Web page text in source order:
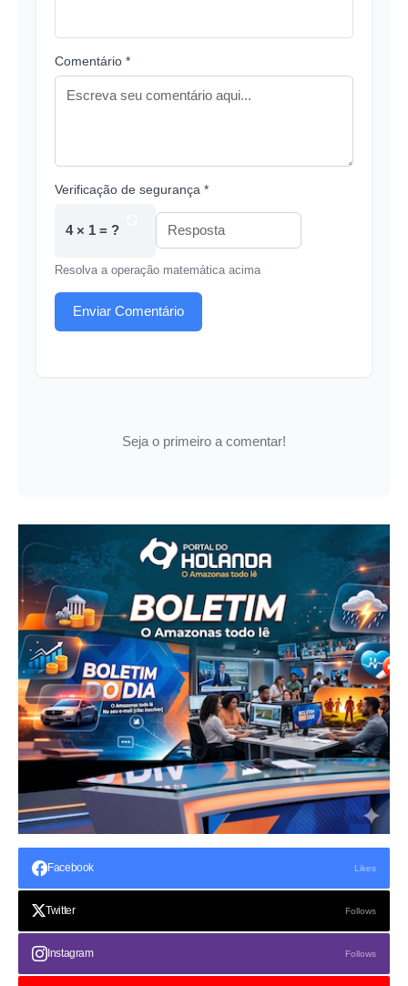
Comentário *
Verificação de segurança *
4 × 1 = ?
Resolva a operação matemática acima
Enviar Comentário
Seja o primeiro a comentar!
Facebook Likes
Twitter Follows
Instagram Follows